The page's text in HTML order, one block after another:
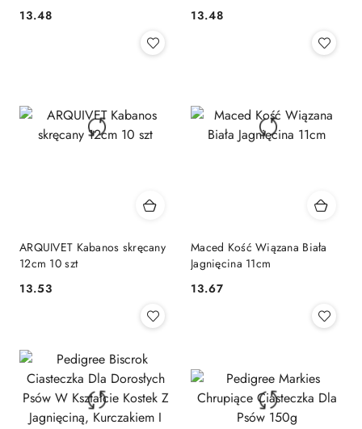
Cena:
13.48 Cena:
13.48
ARQUIVET Kabanos skręcany
12cm 10 szt
Cena:
13.53
Maced Kość Wiązana Biała
Jagnięcina 11cm
Cena:
13.67